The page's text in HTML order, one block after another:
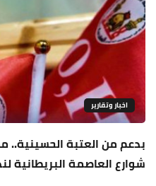
اخبار وتقارير
بدعم من العتبة
شوارع العاصمة البريطانية لندن